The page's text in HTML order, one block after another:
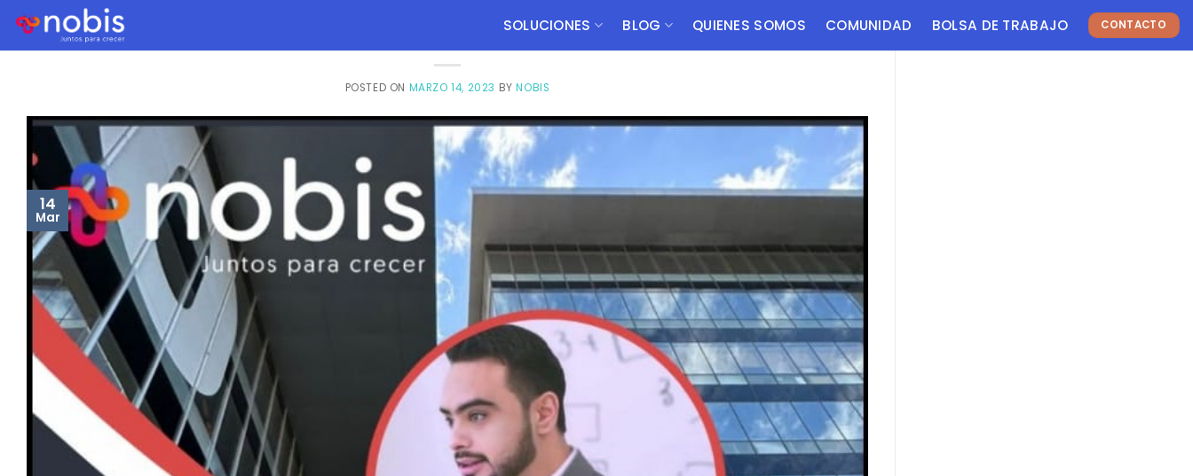
SOLUCIONES BLOG QUIENES SOMOS COMUNIDAD BOLSA DE TRABAJO CONTACTO
Finanzas Personales
POSTED ON MARZO 14, 2023 BYNOBIS
14
Mar